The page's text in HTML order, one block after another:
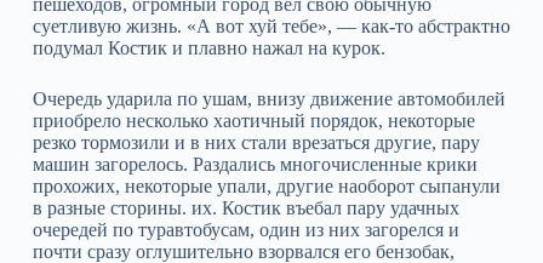
пешеходов, огромный город вел свою обычную
суетливую жизнь. «А вот хуй тебе», — как-то абстрактно
подумал Костик и плавно нажал на курок.
Очередь ударила по ушам, внизу движение автомобилей
приобрело несколько хаотичный порядок, некоторые
резко тормозили и в них стали врезаться другие, пару
машин загорелось. Раздались многочисленные крики
прохожих, некоторые упали, другие наоборот сыпанули
в разные сторины. их. Костик въебал пару удачных
очередей по туравтобусам, один из них загорелся и
почти сразу оглушительно взорвался его бензобак,